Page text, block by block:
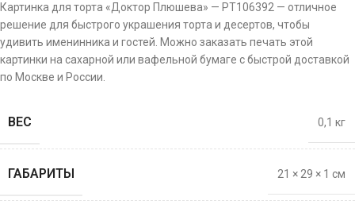
Картинка для торта «Доктор Плюшева» — PT106392 — отличное
решение для быстрого украшения торта и десертов, чтобы
удивить именинника и гостей. Можно заказать печать этой
картинки на сахарной или вафельной бумаге с быстрой доставкой
по Москве и России.
ВЕС 0,1 кг
ГАБАРИТЫ 21 × 29 × 1 см